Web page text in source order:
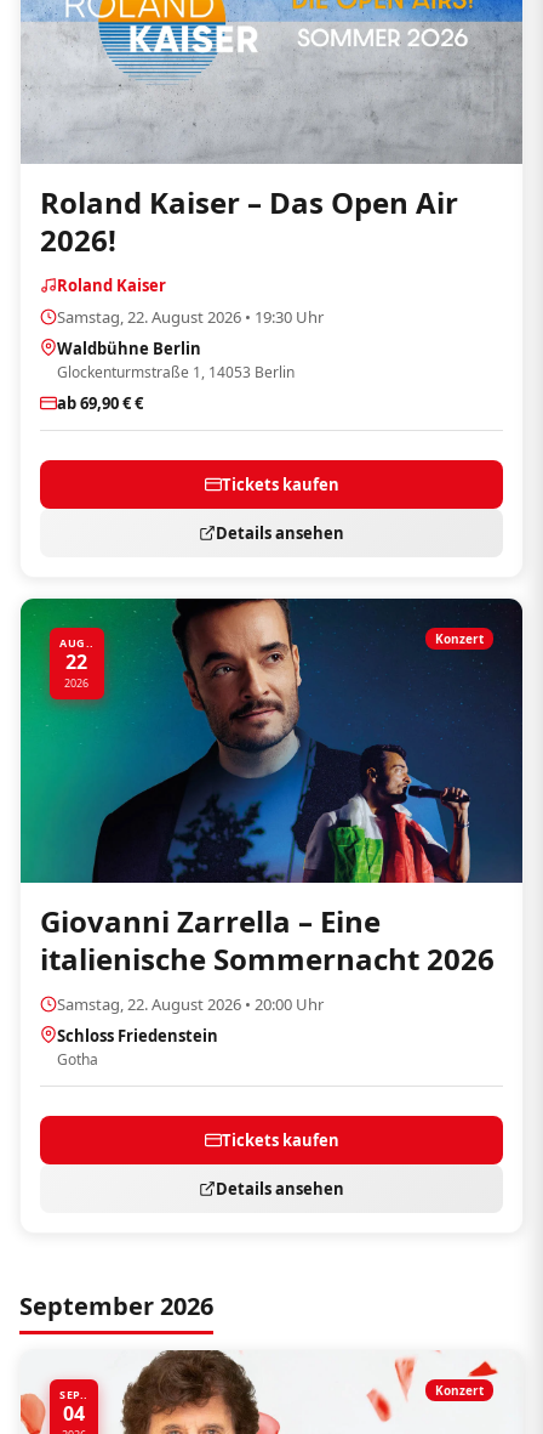
Roland Kaiser – Das Open Air
2026!
Roland Kaiser
Samstag, 22. August 2026 • 19:30 Uhr
Waldbühne Berlin
Glockenturmstraße 1, 14053 Berlin
ab 69,90 € €
Tickets kaufen
Details ansehen
AUG..
22
2026
Konzert
Giovanni Zarrella – Eine
italienische Sommernacht 2026
Samstag, 22. August 2026 • 20:00 Uhr
Schloss Friedenstein
Gotha
Tickets kaufen
Details ansehen
September 2026
SEP..
04
Konzert